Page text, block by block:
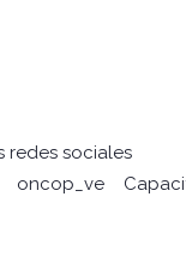
redes sociales
oncop_ve